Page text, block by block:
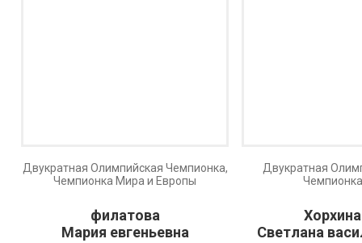
Двукратная Олимпийская Чемпионка,
Чемпионка Мира и Европы
филатова
Мария евгеньевна
Двукратная
Чемпионка
Хорхина
Светлана